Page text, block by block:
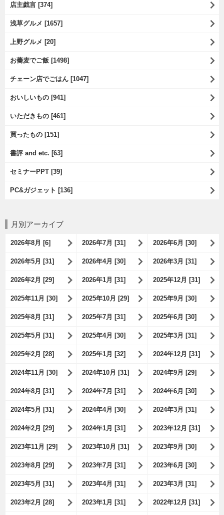
店主戯言 [374]
浅草グルメ [1657]
上野グルメ [20]
お蕎麦でご飯 [1498]
チェーン店でごはん [1047]
おいしいもの [941]
いただきもの [461]
買ったもの [151]
書評 and etc. [63]
セミナーPPT [39]
PC&ガジェット [136]
月別アーカイブ
2026年8月 [6] 2026年7月 [31] 2026年6月 [30]
2026年5月 [31] 2026年4月 [30] 2026年3月 [31]
2026年2月 [29] 2026年1月 [31] 2025年12月 [31]
2025年11月 [30] 2025年10月 [29] 2025年9月 [30]
2025年8月 [31] 2025年7月 [31] 2025年6月 [30]
2025年5月 [31] 2025年4月 [30] 2025年3月 [31]
2025年2月 [28] 2025年1月 [32] 2024年12月 [31]
2024年11月 [30] 2024年10月 [31] 2024年9月 [29]
2024年8月 [31] 2024年7月 [31] 2024年6月 [30]
2024年5月 [31] 2024年4月 [30] 2024年3月 [31]
2024年2月 [29] 2024年1月 [31] 2023年12月 [31]
2023年11月 [29] 2023年10月 [31] 2023年9月 [30]
2023年8月 [29] 2023年7月 [31] 2023年6月 [30]
2023年5月 [31] 2023年4月 [31] 2023年3月 [31]
2023年2月 [28] 2023年1月 [31] 2022年12月 [31]